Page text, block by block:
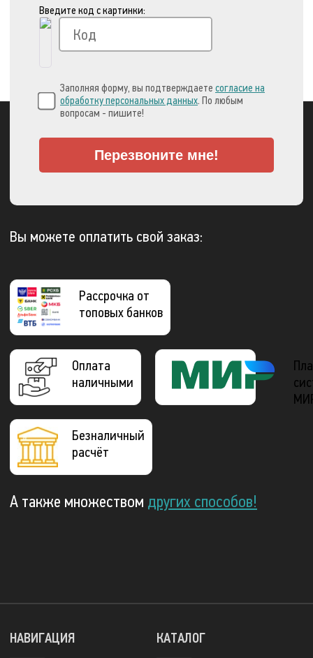
Введите код с картинки:
Заполняя форму, вы подтверждаете согласие на
обработку персональных данных. По любым
вопросам - пишите!
Перезвоните мне!
Вы можете оплатить свой заказ:
Рассрочка от
топовых банков
Оплата
наличными
Безналичный
расчёт
А также множеством других способов!
КАТАЛОГ
НАВИГАЦИЯ